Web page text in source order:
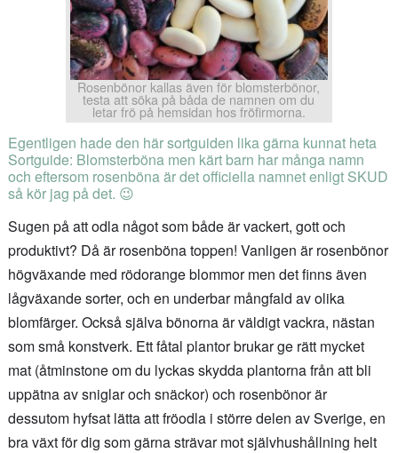
Rosenbönor kallas även för blomsterbönor,
testa att söka på båda de namnen om du
letar frö på hemsidan hos fröfirmorna.
Egentligen hade den här sortguiden lika gärna kunnat heta
Sortguide: Blomsterböna men kärt barn har många namn
och eftersom rosenböna är det officiella namnet enligt SKUD
så kör jag på det. 😉
Sugen på att odla något som både är vackert, gott och
produktivt? Då är rosenböna toppen! Vanligen är rosenbönor
högväxande med rödorange blommor men det finns även
lågväxande sorter, och en underbar mångfald av olika
blomfärger. Också själva bönorna är väldigt vackra, nästan
som små konstverk. Ett fåtal plantor brukar ge rätt mycket
mat (åtminstone om du lyckas skydda plantorna från att bli
uppätna av sniglar och snäckor) och rosenbönor är
dessutom hyfsat lätta att fröodla i större delen av Sverige, en
bra växt för dig som gärna strävar mot självhushållning helt